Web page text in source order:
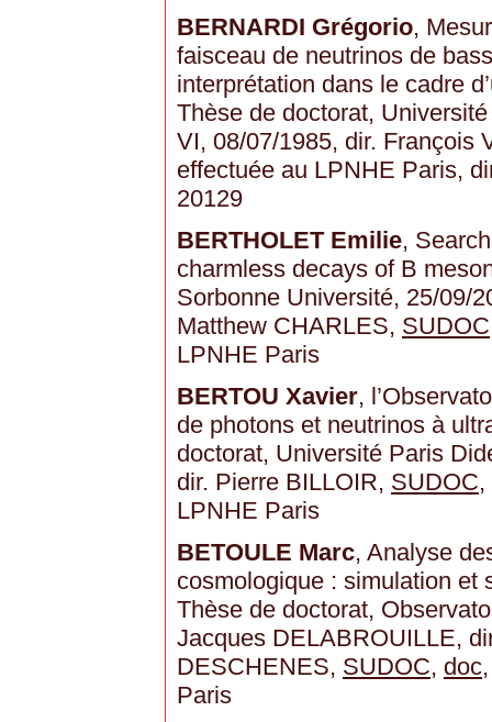
BERNARDI Grégorio,
faisceau de neutrinos de
interprétation dans le cadre
Thèse de doctorat,
VI, 08/07/1985, dir. François
effectuée au LPNHE Paris,
20129
BERTHOLET Emilie,
charmless decays of B
Sorbonne Université, 25/09/
Matthew CHARLES, SUDOC
LPNHE Paris
BERTOU Xavier,
de photons et neutrinos à
doctorat, Université Paris
dir. Pierre BILLOIR, SUDOC,
LPNHE Paris
BETOULE Marc, Analyse
cosmologique : simulation et
Thèse de doctorat,
Jacques DELABROUILLE,
DESCHENES, SUDOC, doc
Paris